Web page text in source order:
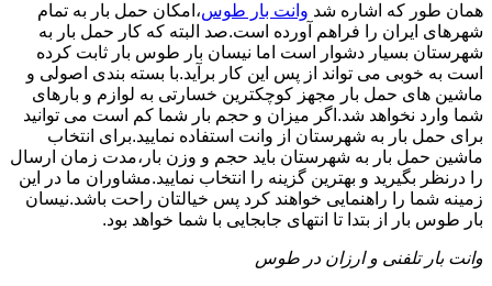
همان طور که اشاره شد وانت بار طوس،امکان حمل بار به تمام
شهرهای ایران را فراهم آورده است.صد البته که کار حمل بار به
شهرستان بسیار دشوار است اما نیسان بار طوس بار ثابت کرده
است به خوبی می تواند از پس این کار برآید.با بسته بندی اصولی و
ماشین های حمل بار مجهز کوچکترین خسارتی به لوازم و بارهای
شما وارد نخواهد شد.اگر میزان و حجم بار شما کم است می توانید
برای حمل بار به شهرستان از وانت استفاده نمایید.برای انتخاب
ماشین حمل بار به شهرستان باید حجم و وزن بار،مدت زمان ارسال
را درنظر بگیرید و بهترین گزینه را انتخاب نمایید.مشاوران ما در این
زمینه شما را راهنمایی خواهند کرد پس خیالتان راحت باشد.نیسان
بار طوس بار از بتدا تا انتهای جابجایی با شما خواهد بود.
وانت بار تلفنی و ارزان در طوس